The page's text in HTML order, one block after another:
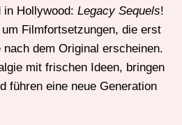
in Hollywood: Legacy Sequels!
Filmfortsetzungen, die erst
dem Original erscheinen.
mit frischen Ideen, bringen
führen eine neue Generation